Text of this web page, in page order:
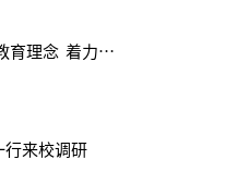
黄思光强调:牢固树立健康第一教育理念 着力培养德智体美劳全面发展的卓越农林人才
行来校调研